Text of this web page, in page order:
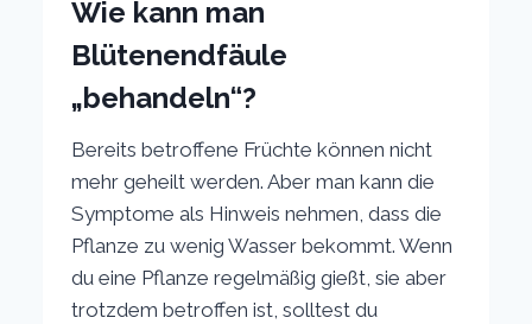
Wie kann man
Blütenendfäule
„behandeln“?
Bereits betroffene Früchte können nicht
mehr geheilt werden. Aber man kann die
Symptome als Hinweis nehmen, dass die
Pflanze zu wenig Wasser bekommt. Wenn
du eine Pflanze regelmäßig gießt, sie aber
trotzdem betroffen ist, solltest du